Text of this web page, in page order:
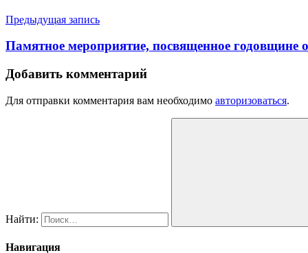
Предыдущая запись
Памятное мероприятие, посвященное
Добавить комментарий
Для отправки комментария вам необходимо авторизоваться.
Найти:
Навигация